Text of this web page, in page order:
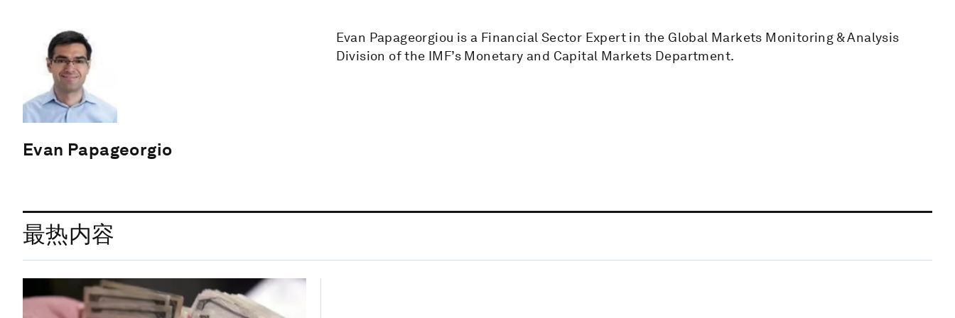
Evan Papageorgio
Evan Papageorgiou is a Financial Sector Expert in the Global Markets Monitoring & Analysis
Division of the IMF’s Monetary and Capital Markets Department.
最热内容